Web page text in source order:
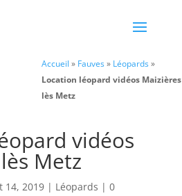
Accueil » Fauves» Léopards»
Location léopard vidéos Maizières
lès Metz
vidéos
Metz
14, 2019| Léopards | 0